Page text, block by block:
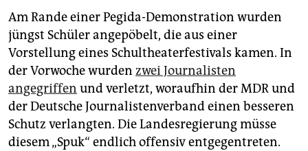
Am Rande einer Pegida-Demonstration wurden
jüngst Schüler angepöbelt, die aus einer
Vorstellung eines Schultheaterfestivals kamen. In
der Vorwoche wurden zwei Journalisten
angegriffen und verletzt, woraufhin der MDR und
der Deutsche Journalistenverband einen besseren
Schutz verlangten. Die Landesregierung müsse
diesem „Spuk“ endlich offensiv entgegentreten.